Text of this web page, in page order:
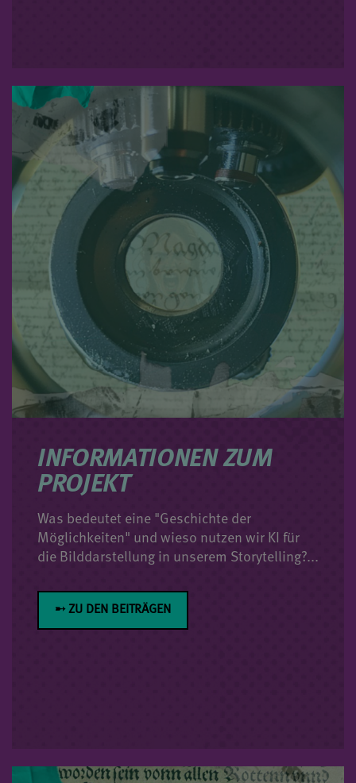
INFORMATIONEN ZUM
PROJEKT
Was bedeutet eine "Geschichte der
Möglichkeiten" und wieso nutzen wir KI für
die Bilddarstellung in unserem Storytelling?...
➸ ZU DEN BEITRÄGEN